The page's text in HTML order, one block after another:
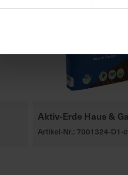
Aktiv-Erde Haus &
Artikel-Nr.: 7001324-D1-